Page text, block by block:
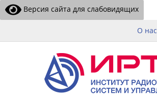
Версия сайта для слабовидящих
О нас